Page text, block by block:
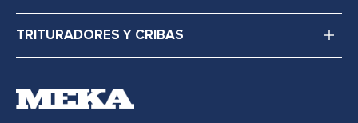
TRITURADORES Y CRIBAS